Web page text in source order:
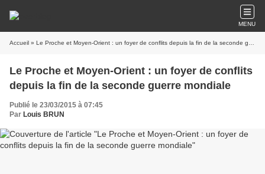
MENU
Accueil » Le Proche et Moyen-Orient : un foyer de conflits depuis la fin de la seconde guerre mondiale
Le Proche et Moyen-Orient : un foyer de conflits
depuis la fin de la seconde guerre mondiale
Publié le 23/03/2015 à 07:45
Par Louis BRUN